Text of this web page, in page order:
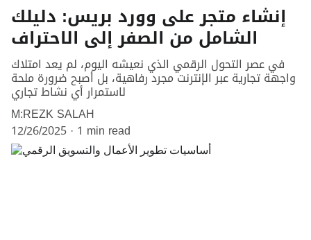
إنشاء متجر على وورد بريس: دليلك
الشامل من الصفر إلى الاحتراف
في عصر التحول الرقمي الذي نعيشه اليوم، لم يعد امتلاك
واجهة تجارية عبر الإنترنت مجرد رفاهية، بل أصبح ضرورة ملحة
لاستمرار أي نشاط تجاري
M:REZK SALAH
12/26/2025 1 min read